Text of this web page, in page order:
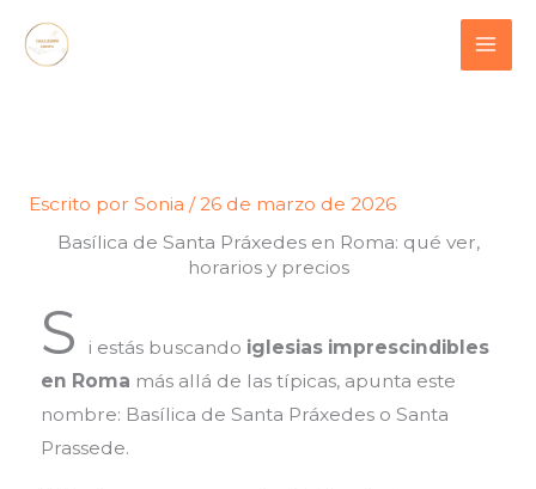
Escrito por Sonia /26 de marzo de 2026
Basílica de Santa Práxedes en Roma: qué ver,
horarios y precios
S i estás buscando iglesias imprescindibles
en Roma más allá de las típicas, apunta este
nombre: Basílica de Santa Práxedes o Santa
Prassede.